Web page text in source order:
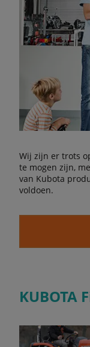
Wij zijn er trots
te mogen zijn,
van Kubota
voldoen.
KUBOTA